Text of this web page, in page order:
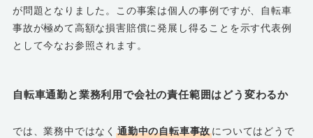
が問題となりました。この事案は個人の事例ですが、自転車
事故が極めて高額な損害賠償に発展し得ることを示す代表例
として今なお参照されます。
自転車通勤と業務利用で会社の責任範囲はどう変わるか
では、業務中ではなく 通勤中の自転車事故についてはどうで